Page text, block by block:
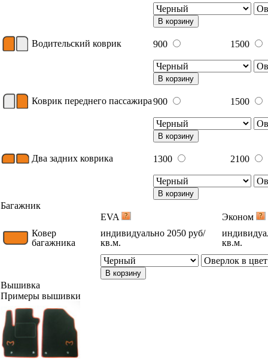
В корзину
Водительский коврик 900 1500
В корзину
Коврик переднего пассажира900 1500
В корзину
Два задних коврика 1300 2100
В корзину
Багажник
EVA
Эконом
Ковер
багажника
индивидуально 2050 руб/
кв.м.
кв.м.
В корзину
Вышивка
Примеры вышивки